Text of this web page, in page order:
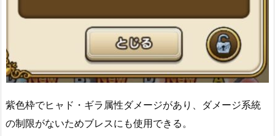
紫色枠でヒャド・ギラ属性ダメージがあり、ダメージ系統
の制限がないためブレスにも使用できる。